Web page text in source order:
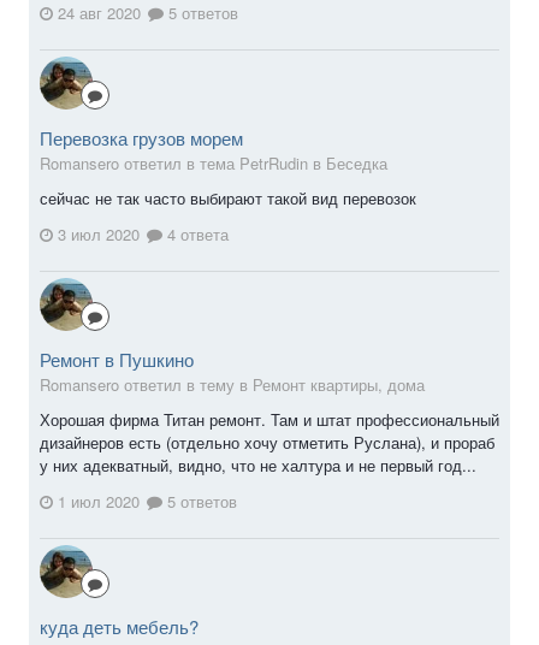
24 авг 2020
5 ответов
Перевозка грузов морем
Romansero ответил в тема PetrRudin в Беседка
сейчас не так часто выбирают такой вид перевозок
3 июл 2020
4 ответа
Ремонт в Пушкино
Romansero ответил в тему в Ремонт квартиры, дома
Хорошая фирма Титан ремонт. Там и штат профессиональный
дизайнеров есть (отдельно хочу отметить Руслана), и прораб
у них адекватный, видно, что не халтура и не первый год...
1 июл 2020
5 ответов
куда деть мебель?